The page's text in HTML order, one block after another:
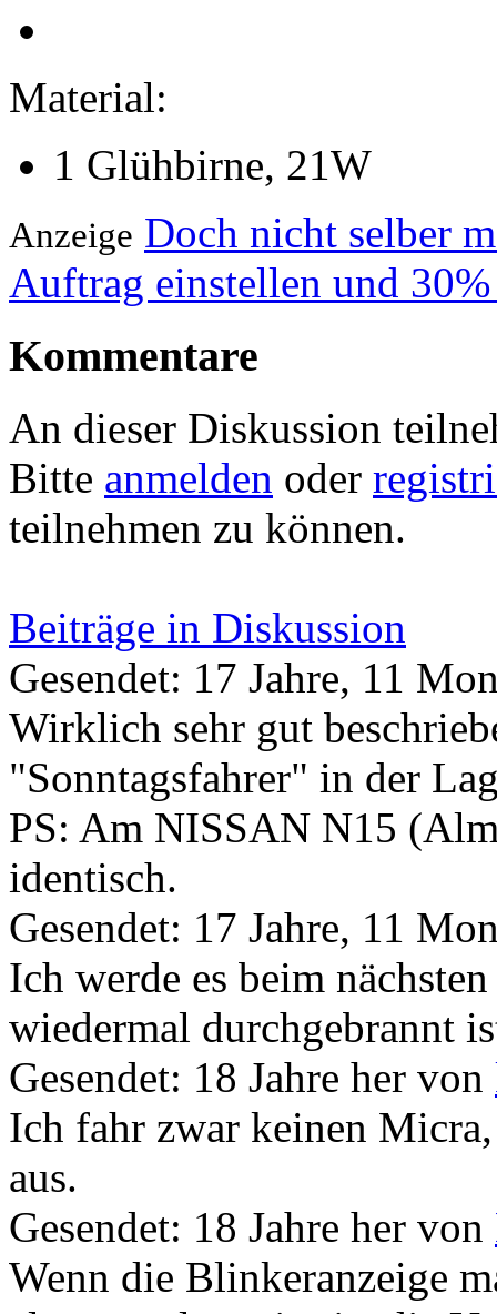
Material:
1 Glühbirne, 21W
Anzeige Doch nicht selber
Auftrag einstellen und
Kommentare
An dieser Diskussion
Bitte anmelden oder
teilnehmen zu können.
Beiträge in Diskussion
Gesendet: 17 Jahre, 11
Wirklich sehr gut
"Sonntagsfahrer" in der
PS: Am NISSAN N15
identisch.
Gesendet: 17 Jahre, 11
Ich werde es beim
wiedermal durchgebrannt
Gesendet: 18 Jahre her von
Ich fahr zwar keinen
aus.
Gesendet: 18 Jahre her von
Wenn die Blinkeranzeige